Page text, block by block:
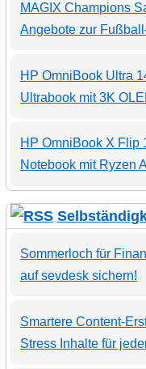
MAGIX Champions
Angebote zur
HP OmniBook Ultra
Ultrabook mit 3K
HP OmniBook X Flip
Notebook mit Ryzen
Sommerloch für
auf sevdesk sichern!
Smartere Content-
Stress Inhalte für